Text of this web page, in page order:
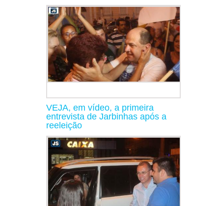
VEJA, em vídeo, a primeira
entrevista de Jarbinhas após a
reeleição